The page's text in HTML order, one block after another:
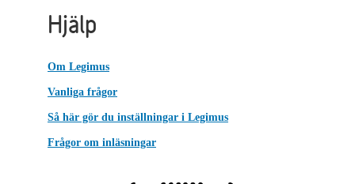
Hjälp
Om Legimus
Vanliga frågor
Så här gör du inställningar i Legimus
Frågor om inläsningar